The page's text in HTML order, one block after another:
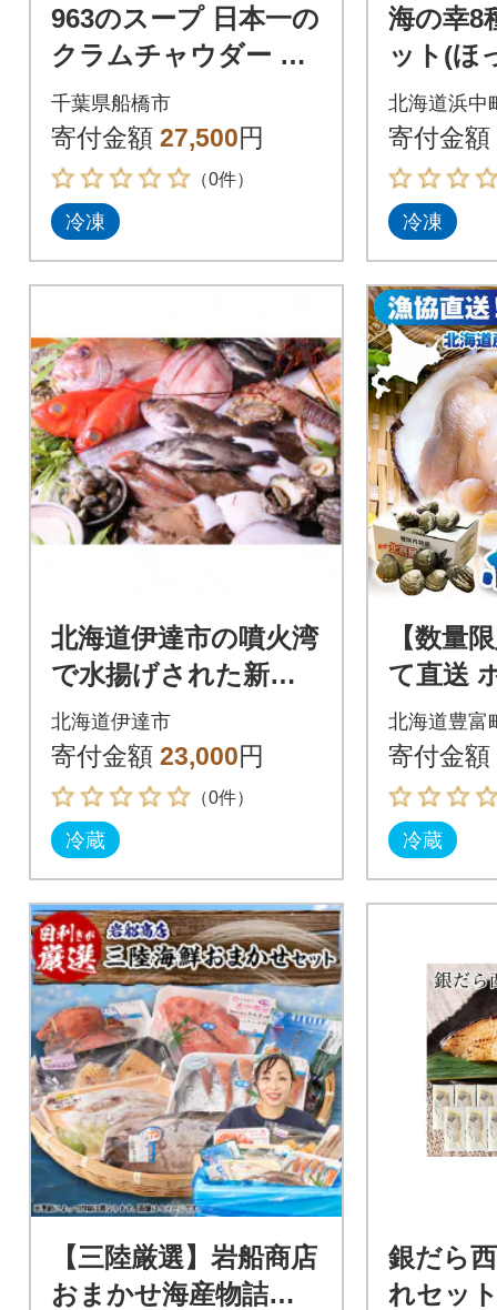
963のスープ 日本一の
クラムチャウダー 船
橋にんじんポタージ
ュ 2種 5袋 スープセッ
ト
千葉県船橋市
寄付金額 27,500円
（0件）
冷凍
海の幸8
ット(ほ
ま・時
こ・ほ
-115
北海道浜中
寄付金額
冷凍
北海道伊達市の噴火湾
で水揚げされた新鮮
海鮮 BOX 3～5種セッ
ト
北海道伊達市
寄付金額 23,000円
（0件）
冷蔵
【数量
て直送
g
北海道豊富
寄付金額
冷蔵
【三陸厳選】岩船商店
おまかせ海産物詰め
銀だら
れセッ